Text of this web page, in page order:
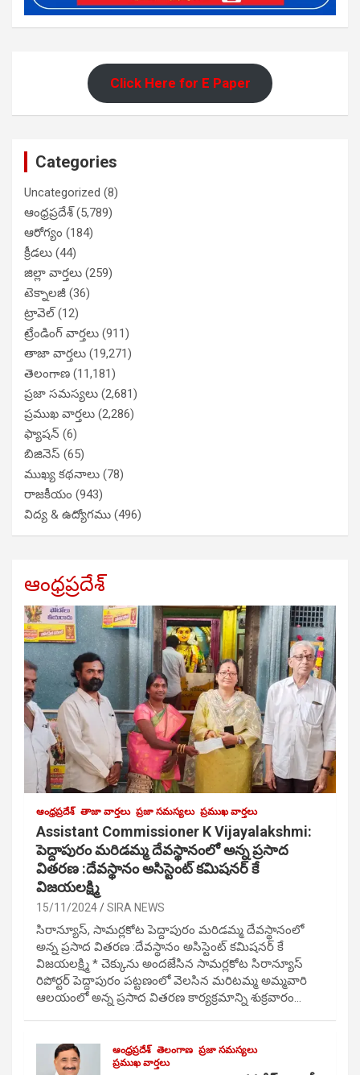
Click Here for E Paper
Categories
Uncategorized (8)
ఆంధ్రప్రదేశ్(5,789)
ఆరోగ్యం (184)
క్రీడలు (44)
జిల్లా వార్తలు (259)
టెక్నాలజీ (36)
ట్రావెల్(12)
ట్రేండింగ్ వార్తలు (911)
తాజా వార్తలు (19,271)
తెలంగాణ (11,181)
ప్రజా సమస్యలు (2,681)
ప్రముఖ వార్తలు (2,286)
ఫ్యాషన్ (6)
బిజినెస్ (65)
ముఖ్య కథనాలు (78)
రాజకీయం (943)
విద్య & ఉద్యోగము (496)
ఆంధ్రప్రదేశ్
ఆంధ్రప్రదేశ్ తాజా వార్తలు ప్రజా సమస్యలు ప్రముఖ వార్తలు
Assistant Commissioner K Vijayalakshmi:
పెద్దాపురం మరిడమ్మ దేవస్థానంలో అన్న ప్రసాద
వితరణ :దేవస్థానం అసిస్టెంట్ కమిషనర్ కే
విజయలక్ష్మి
15/11/2024 SIRA NEWS
సిరాన్యూస్, సామర్లకోట పెద్దాపురం మరిడమ్మ దేవస్థానంలో
అన్న ప్రసాద వితరణ :దేవస్థానం అసిస్టెంట్ కమిషనర్ కే
విజయలక్ష్మి * చెక్కును అందజేసిన సామర్లకోట సిరాన్యూస్
రిపోర్టర్ పెద్దాపురం పట్టణంలో వెలసిన మరిటమ్మ అమ్మవారి
ఆలయంలో అన్న ప్రసాద వితరణ కార్యక్రమాన్ని శుక్రవారం…
ఆంధ్రప్రదేశ్ తెలంగాణ ప్రజా సమస్యలు
ప్రముఖ వార్తలు